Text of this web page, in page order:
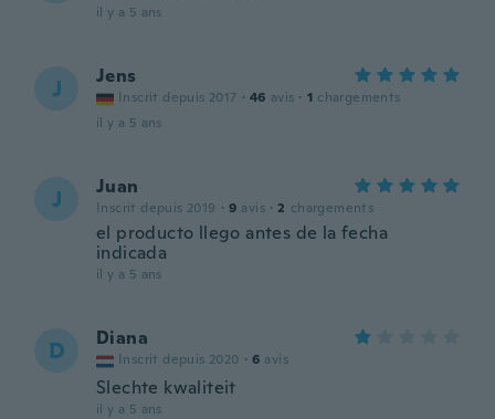
il y a 5 ans
J Jens
Inscrit depuis 2017 · 46 avis · 1 chargements
il y a 5 ans
J Juan
Inscrit depuis 2019 · 9 avis · 2 chargements
el producto llego antes de la fecha
indicada
il y a 5 ans
D Diana
Inscrit depuis 2020 · 6 avis
Slechte kwaliteit
il y a 5 ans